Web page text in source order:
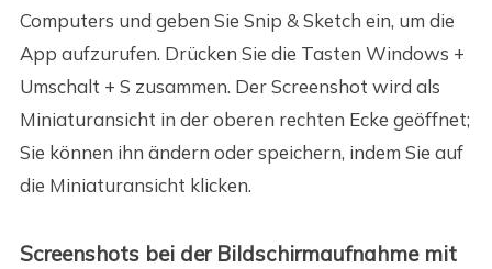
Computers und geben Sie Snip & Sketch ein, um die
App aufzurufen. Drücken Sie die Tasten Windows +
Umschalt + S zusammen. Der Screenshot wird als
Miniaturansicht in der oberen rechten Ecke geöffnet;
Sie können ihn ändern oder speichern, indem Sie auf
die Miniaturansicht klicken.
Screenshots bei der Bildschirmaufnahme mit